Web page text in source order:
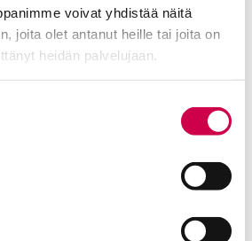
voivat yhdistää näitä
joita olet antanut heille tai joita on
heidän palvelujaan.
Kansan Raamattuseuran Säätiö sr